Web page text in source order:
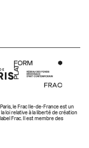
le Frac Ile-de-France est un
loi relative à la liberté de création
Frac. Il est membre des